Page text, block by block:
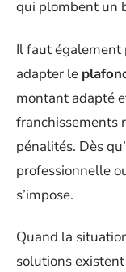
qui plombent un
Il faut également
adapter le
montant adapté
franchissements
pénalités. Dès
professionnelle
s’impose.
Quand la
solutions